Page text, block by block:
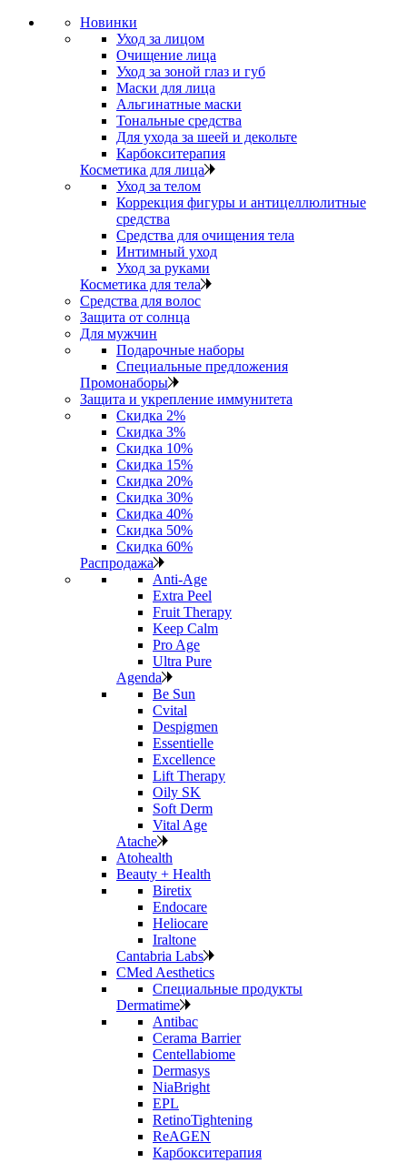
Новинки
Уход за лицом
Очищение лица
Уход за зоной глаз и губ
Маски для лица
Альгинатные маски
Тональные средства
Для ухода за шеей и декольте
Карбокситерапия
Косметика для лица
Уход за телом
Коррекция фигуры и антицеллюлитные
средства
Средства для очищения тела
Интимный уход
Уход за руками
Косметика для тела
Средства для волос
Защита от солнца
Для мужчин
Подарочные наборы
Специальные предложения
Промонаборы
Защита и укрепление иммунитета
Скидка 2%
Скидка 3%
Скидка 10%
Скидка 15%
Скидка 20%
Скидка 30%
Скидка 40%
Скидка 50%
Скидка 60%
Распродажа
Anti‑Age
Extra Peel
Fruit Therapy
Keep Calm
Pro Age
Ultra Pure
Agenda
Be Sun
Cvital
Despigmen
Essentielle
Excellence
Lift Therapy
Oily SK
Soft Derm
Vital Age
Atache
Atohealth
Beauty + Health
Biretix
Endocare
Heliocare
Iraltone
Cantabria Labs
CMed Aesthetics
Специальные продукты
Dermatime
Antibac
Cerama Barrier
Centellabiome
Dermasys
NiaBright
EPL
RetinoTightening
ReAGEN
Карбокситерапия